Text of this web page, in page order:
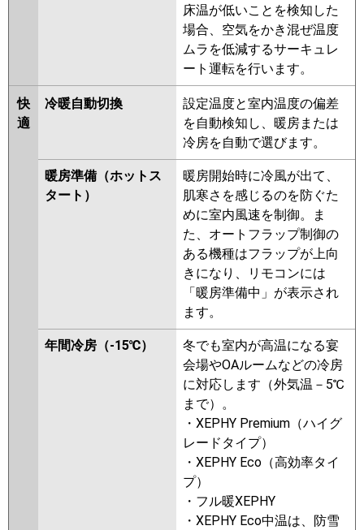
PA-P224F7GDB PA-P224F7GD
PA-P224F7GDN PA-P224F6GDB
PA-P224F6GDNB
床温が低いことを検知した
場合、空気をかき混ぜ温度
ムラを低減するサーキュレ
ート運転を行います。
快
適
冷暖自動切換
設定温度と室内温度の偏差
を自動検知し、暖房または
冷房を自動で選びます。
暖房準備（ホットス
タート）
暖房開始時に冷風が出て、
肌寒さを感じるのを防ぐた
めに室内風速を制御。ま
た、オートフラップ制御の
ある機種はフラップが上向
きになり、リモコンには
「暖房準備中」が表示され
ます。
年間冷房（-15℃）
冬でも室内が高温になる宴
会場やOAルームなどの冷房
に対応します（外気温－5℃
まで）。
・XEPHY Premium（ハイグ
レードタイプ）
・XEPHY Eco（高効率タイ
プ）
・フル暖XEPHY
・XEPHY Eco中温は、防雪